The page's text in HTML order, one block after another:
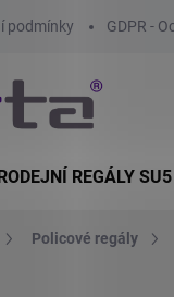
podmínky GDPR -
REGÁLY SU5
Policové regály